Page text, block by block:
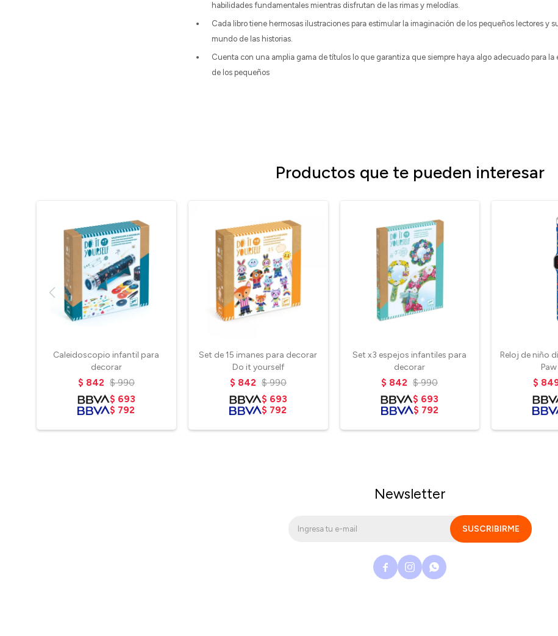
habilidades fundamentales mientras disfrutan de las rimas y melodías.
Cada libro tiene hermosas ilustraciones para estimular la imaginación de los pequeños lectores y
mundo de las historias.
Cuenta con una amplia gama de títulos lo que garantiza que siempre haya algo adecuado para la
de los pequeños
Productos que te pueden interesar
Caleidoscopio infantil para
decorar
$ 842 $ 990
$ 693
$ 792
Set de 15 imanes para decorar
Do it yourself
$ 842 $ 990
$ 693
$ 792
Set x3 espejos infantiles para
decorar
$ 842 $ 990
$ 693
$ 792
Reloj de niño
$
Newsletter
SUSCRIBIRME
  